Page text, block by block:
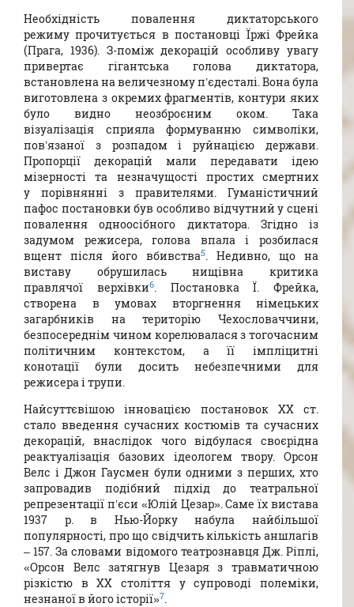
Необхідність повалення диктаторського
режиму прочитується в постановці Їржі Фрейка
(Прага, 1936). З-поміж декорацій особливу увагу
привертає гігантська голова диктатора,
встановлена на величезному п’єдесталі. Вона була
виготовлена з окремих фрагментів, контури яких
було видно неозброєним оком. Така
візуалізація сприяла формуванню символіки,
пов’язаної з розпадом і руйнацією держави.
Пропорції декорацій мали передавати ідею
мізерності та незначущості простих смертних
у порівнянні з правителями. Гуманістичний
пафос постановки був особливо відчутний у сцені
повалення одноосібного диктатора. Згідно із
задумом режисера, голова впала і розбилася
вщент після його вбивства5. Недивно, що на
виставу обрушилась нищівна критика
правлячої верхівки6. Постановка Ї. Фрейка,
створена в умовах вторгнення німецьких
загарбників на територію Чехословаччини,
безпосереднім чином корелювалася з тогочасним
політичним контекстом, а її імпліцитні
конотації були досить небезпечними для
режисера і трупи.
Найсуттєвішою інновацією постановок ХХ ст.
стало введення сучасних костюмів та сучасних
декорацій, внаслідок чого відбулася своєрідна
реактуалізація базових ідеологем твору. Орсон
Велс і Джон Гаусмен були одними з перших, хто
запровадив подібний підхід до театральної
репрезентації п’єси «Юлій Цезар». Саме їх вистава
1937 р. в Нью-Йорку набула найбільшої
популярності, про що свідчить кількість аншлагів
– 157. За словами відомого театрознавця Дж. Ріплі,
«Орсон Велс затягнув Цезаря з травматичною
різкістю в ХХ століття у супроводі полеміки,
незнаної в його історії»7.